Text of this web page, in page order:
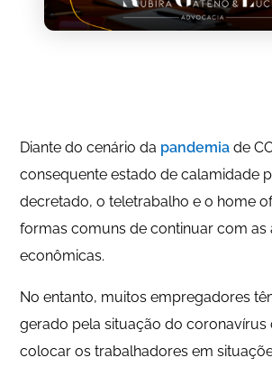
Diante do cenário da pandemia de
consequente estado de calamidade
decretado, o teletrabalho e o home
formas comuns de continuar com as
econômicas.
No entanto, muitos empregadores
gerado pela situação do
colocar os trabalhadores em